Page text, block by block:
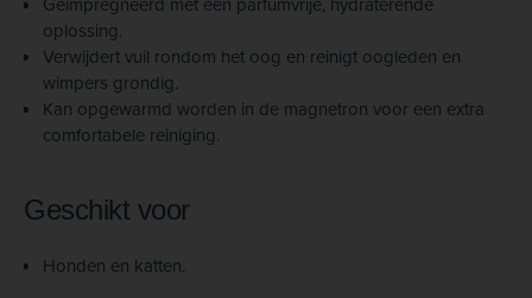
oplossing.
Verwijdert vuil rondom het oog en reinigt oogleden en
wimpers grondig.
Kan opgewarmd worden in de magnetron voor een extra
comfortabele reiniging.
Geschikt voor
Honden en katten.